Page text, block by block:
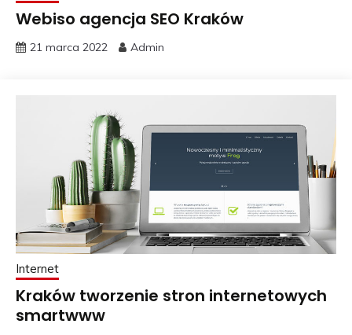
Webiso agencja SEO Kraków
21 marca 2022 Admin
Internet
Kraków tworzenie stron internetowych
smartwww